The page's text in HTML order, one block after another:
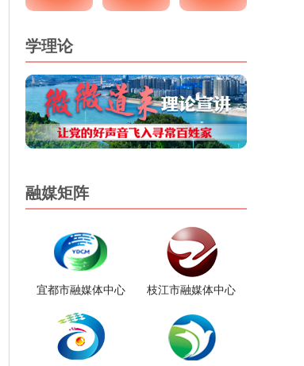
学理论
融媒矩阵
宜都市融媒体中心 枝江市融媒体中心